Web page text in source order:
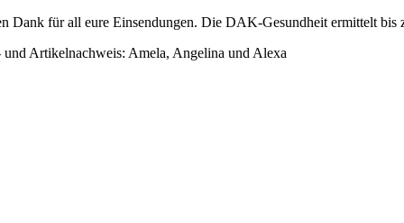
Dank für all eure Einsendungen. Die DAK-Gesundheit ermittelt bis
Artikelnachweis: Amela, Angelina und Alexa